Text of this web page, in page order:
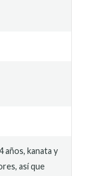
años, kanata y
así que